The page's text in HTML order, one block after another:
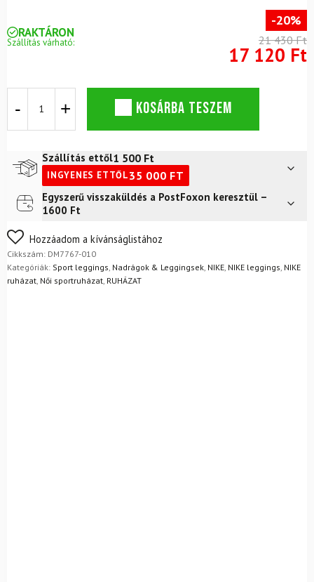
RAKTÁRON
Szállítás várható:
-20%
21 430 Ft
17 120 Ft
NIKE
Run
fekete/ezüst/fehér
mennyiség
KOSÁRBA TESZEM
Szállítás ettől1 500 Ft
INGYENES ETTŐL35 000 FT
Futár a címre2 400
FoxPost
Egyszerű visszaküldés a PostFoxon keresztül –
1600 Ft
Nem biztos a választásában? Semmi gond – a terméket
egyszerűen visszaküldheti 14 napon belül, indoklás nélkül.
Mik a visszaküldés feltételei?
Hozzáadom a kívánságlistához
Cikkszám: DM7767-010
Kategóriák: Sport leggings Nadrágok & Leggingsek NIKE NIKE leggings NIKE
ruházat Női sportruházat RUHÁZAT